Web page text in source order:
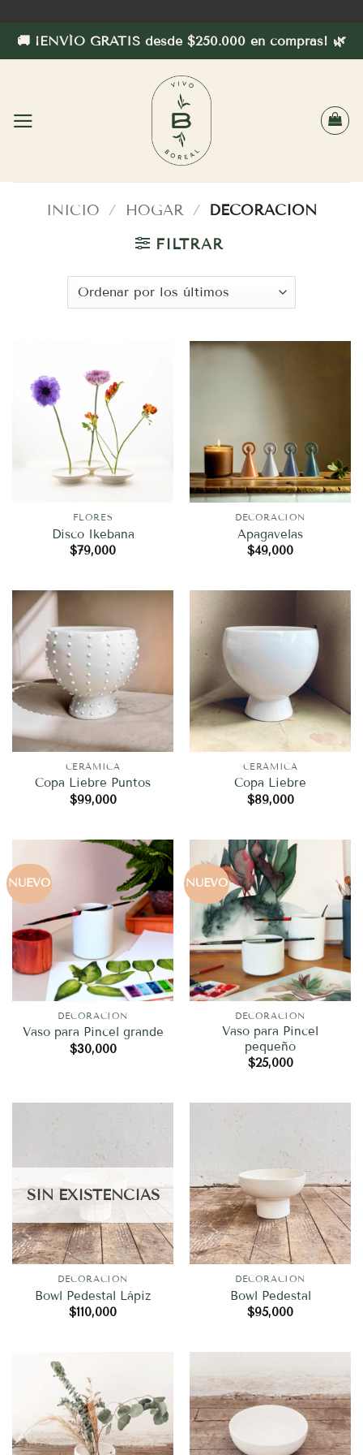
contenido
🚚 ¡ENVÍO GRATIS desde $250.000 en compras! 🌿
INICIO / HOGAR / DECORACION
FILTRAR
FLORES
Disco Ikebana
$79,000
DECORACION
Apagavelas
$49,000
CERÁMICA
Copa Liebre Puntos
$99,000
CERÁMICA
Copa Liebre
$89,000
NUEVO
DECORACION
Vaso para Pincel grande
$30,000
NUEVO
DECORACION
Vaso para Pincel
pequeño
$25,000
SIN EXISTENCIAS
DECORACION
Bowl Pedestal Lápiz
$110,000
DECORACION
Bowl Pedestal
$95,000